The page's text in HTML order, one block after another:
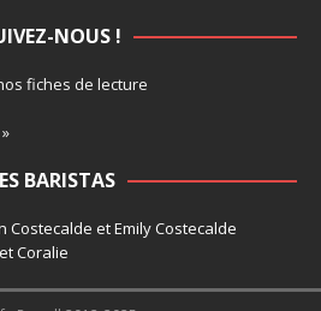
NOUS !
fiches de lecture
BARISTAS
Costecalde et Emily Costecalde
Coralie